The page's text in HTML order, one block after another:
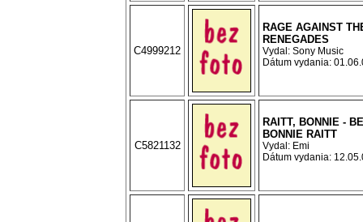
C4999212
RAGE AGAINST
RENEGADES
Vydal: Sony Music
Dátum vydania:
C5821132
RAITT, BONNIE -
BONNIE RAITT
Vydal: Emi
Dátum vydania: